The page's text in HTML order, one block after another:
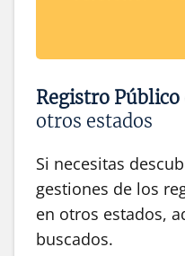
Registro Público
otros estados
Si necesitas
gestiones de los
en otros estados,
buscados.